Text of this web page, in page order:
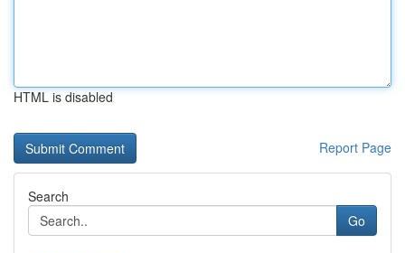
HTML is disabled
Report Page
Search
Go